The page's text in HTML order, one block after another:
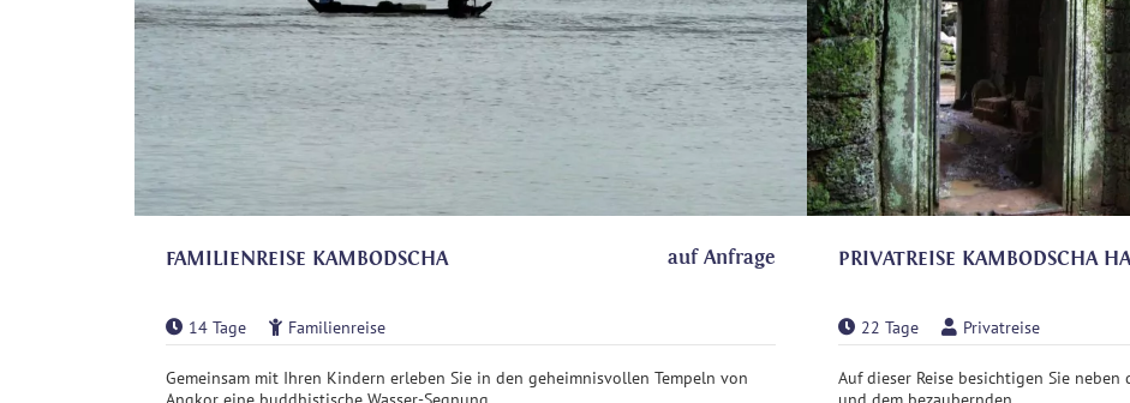
FAMILIENREISE KAMBODSCHA auf Anfrage
14 Tage Familienreise
Gemeinsam mit Ihren Kindern erleben Sie in den geheimnisvollen Tempeln von
Angkor eine buddhistische Wasser-Segnung. ...
PRIVATREISE KAMBODSCHA
22 Tage Privatreise
Auf dieser Reise besichtigen Sie
und dem bezaubernden ...